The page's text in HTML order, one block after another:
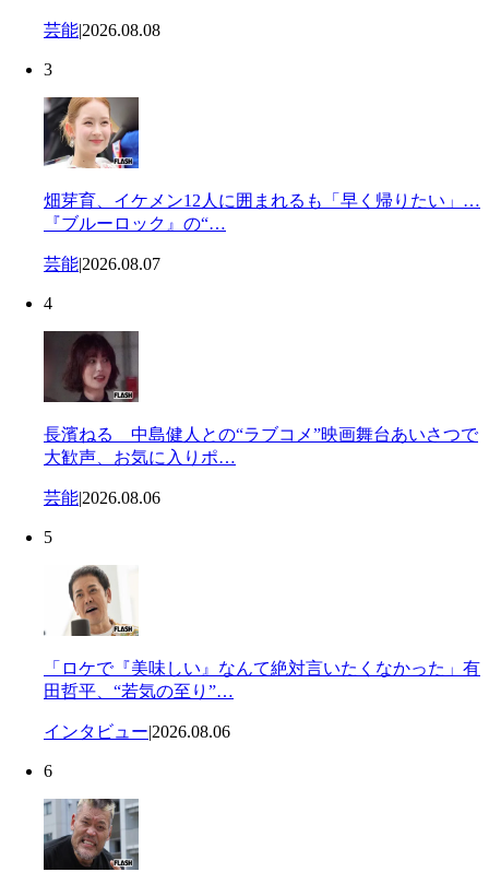
芸能|2026.08.08
3
畑芽育、イケメン12人に囲まれるも「早く帰りたい」…
『ブルーロック』の“…
芸能|2026.08.07
4
長濱ねる 中島健人との“ラブコメ”映画舞台あいさつで
大歓声、お気に入りポ…
芸能|2026.08.06
5
「ロケで『美味しい』なんて絶対言いたくなかった」有
田哲平、“若気の至り”…
インタビュー|2026.08.06
6